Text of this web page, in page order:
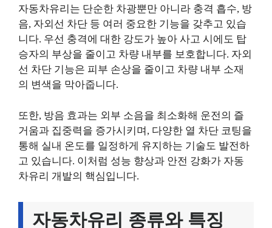
자동차유리는 단순한 차광뿐만 아니라 충격 흡수, 방
음, 자외선 차단 등 여러 중요한 기능을 갖추고 있습
니다. 우선 충격에 대한 강도가 높아 사고 시에도 탑
승자의 부상을 줄이고 차량 내부를 보호합니다. 자외
선 차단 기능은 피부 손상을 줄이고 차량 내부 소재
의 변색을 막아줍니다.
또한, 방음 효과는 외부 소음을 최소화해 운전의 즐
거움과 집중력을 증가시키며, 다양한 열 차단 코팅을
통해 실내 온도를 일정하게 유지하는 기술도 발전하
고 있습니다. 이처럼 성능 향상과 안전 강화가 자동
차유리 개발의 핵심입니다.
자동차유리 종류와 특징